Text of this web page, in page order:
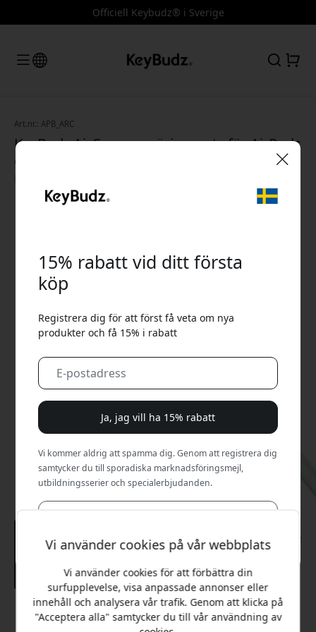
Officiell Keybudz® i Sverige
Art.nr.: APB_ARC
KeyBudz AirCare rengöringssats för AirPods
och AirPods Pro med borstar, dukar och
Rekommenderat pris
Vi använder cookies på vår webbplats
Vi använder cookies för att förbättra din
surfupplevelse, visa anpassade annonser eller
innehåll och analysera vår trafik. Genom att klicka på
"Acceptera alla" samtycker du till vår användning av
15% rabatt vid ditt första
köp
Registrera dig för att först få veta om nya
produkter och få 15% i rabatt
Ja, jag vill ha 15% rabatt
Vi kommer aldrig att spamma dig. Genom att registrera dig
samtycker du till sporadiska marknadsföringsmejl,
utbildningsserier och specialerbjudanden.